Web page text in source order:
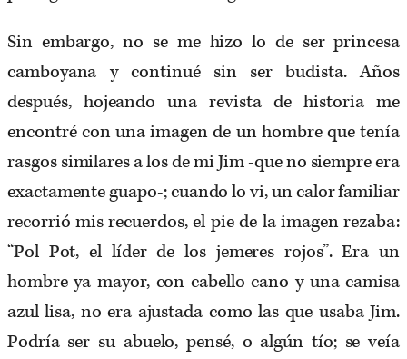
Sin embargo, no se me hizo lo de ser princesa
camboyana y continué sin ser budista. Años
después, hojeando una revista de historia me
encontré con una imagen de un hombre que tenía
rasgos similares a los de mi Jim -que no siempre era
exactamente guapo-; cuando lo vi, un calor familiar
recorrió mis recuerdos, el pie de la imagen rezaba:
“Pol Pot, el líder de los jemeres rojos”. Era un
hombre ya mayor, con cabello cano y una camisa
azul lisa, no era ajustada como las que usaba Jim.
Podría ser su abuelo, pensé, o algún tío; se veía